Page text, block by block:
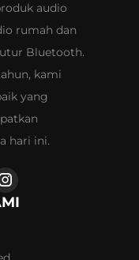
audio
rumah dan
Bluetooth.
kami
yang
hari ini.